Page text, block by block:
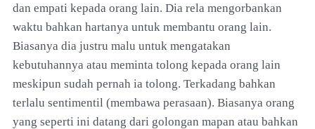
dan empati kepada orang lain. Dia rela mengorbankan
waktu bahkan hartanya untuk membantu orang lain.
Biasanya dia justru malu untuk mengatakan
kebutuhannya atau meminta tolong kepada orang lain
meskipun sudah pernah ia tolong. Terkadang bahkan
terlalu sentimentil (membawa perasaan). Biasanya orang
yang seperti ini datang dari golongan mapan atau bahkan